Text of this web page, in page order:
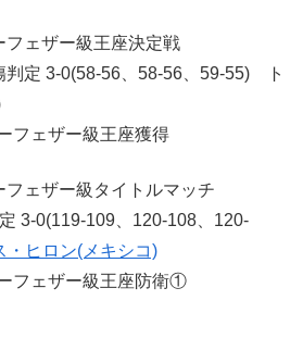
ェザー級王座決定戦
定 3-0(58-56、58-56、59-55) ト
フェザー級王座獲得
ェザー級タイトルマッチ
3-0(119-109、120-108、120-
・ヒロン(メキシコ)
フェザー級王座防衛①